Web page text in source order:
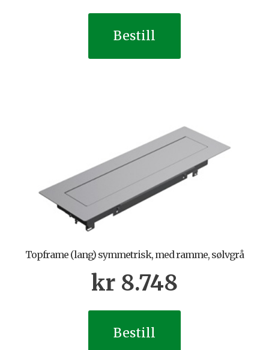
Bestill
Topframe (lang) symmetrisk, med ramme, sølvgrå
kr 8.748
Bestill